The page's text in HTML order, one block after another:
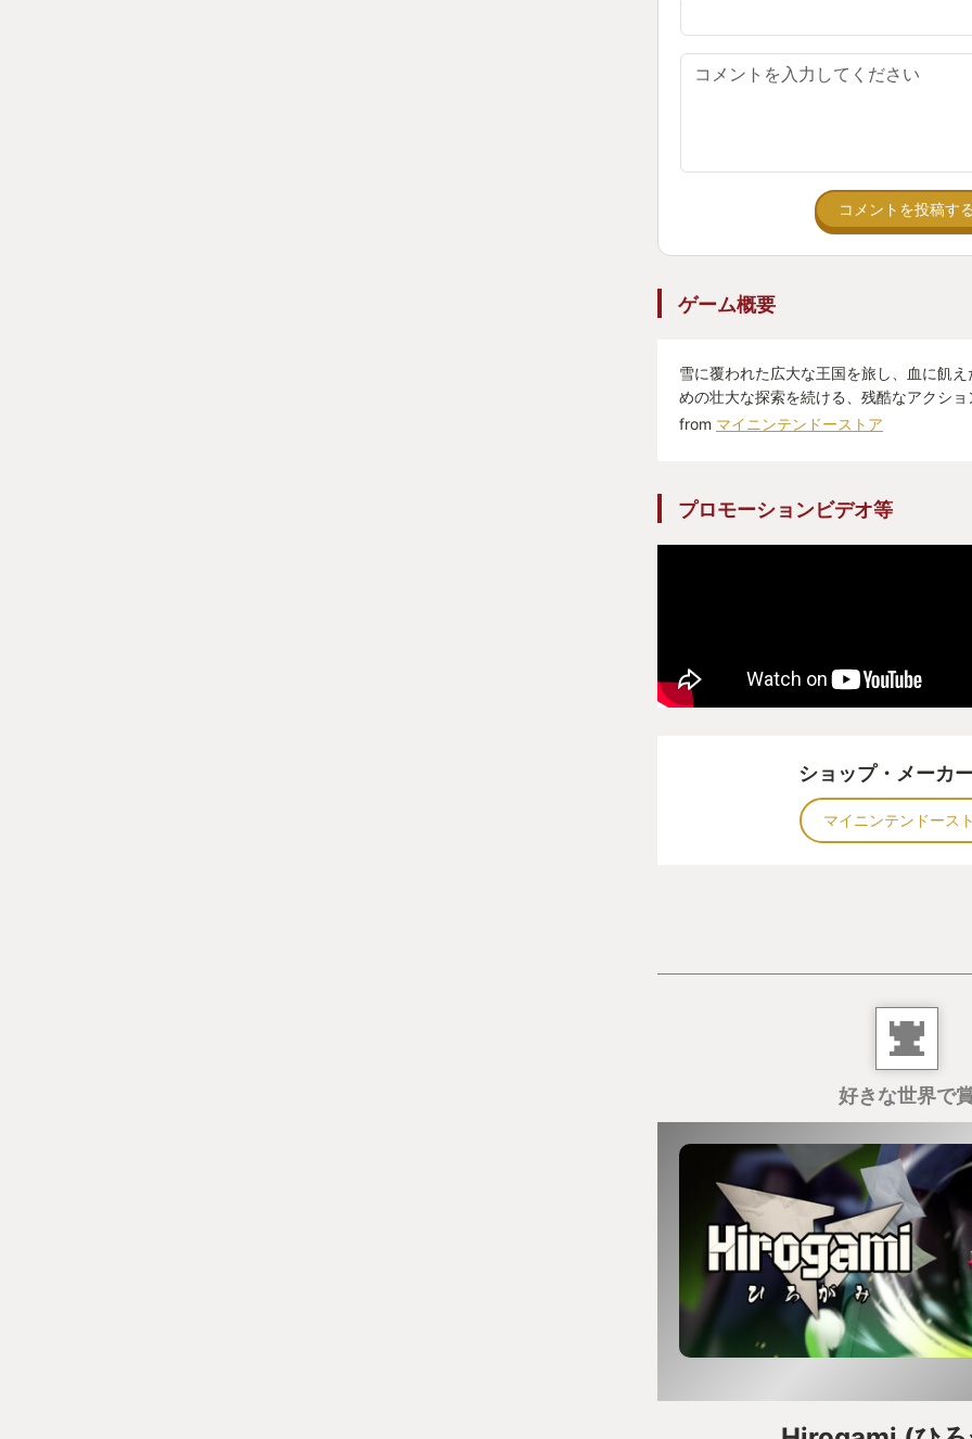
と、自分の中で回答が見えてくる
間には自然とガッツポーズが出る
と、コントローラーを置くタイミ
絵本のような見た目に騙されるネズ
して、戦闘が楽しいソウルライク。
た。興味が出た方はぜひプレイし
さあ、北の地を救うのは、あなた
コメントを投稿する
ゲーム概要
雪に覆われた広大な王国を旅し、血に飢
めの壮大な探索を続ける、残酷なアクショ
from マイニンテンドーストア
プロモーションビデオ等
ショップ・メーカ
マイニンテンドース
好きな世界で